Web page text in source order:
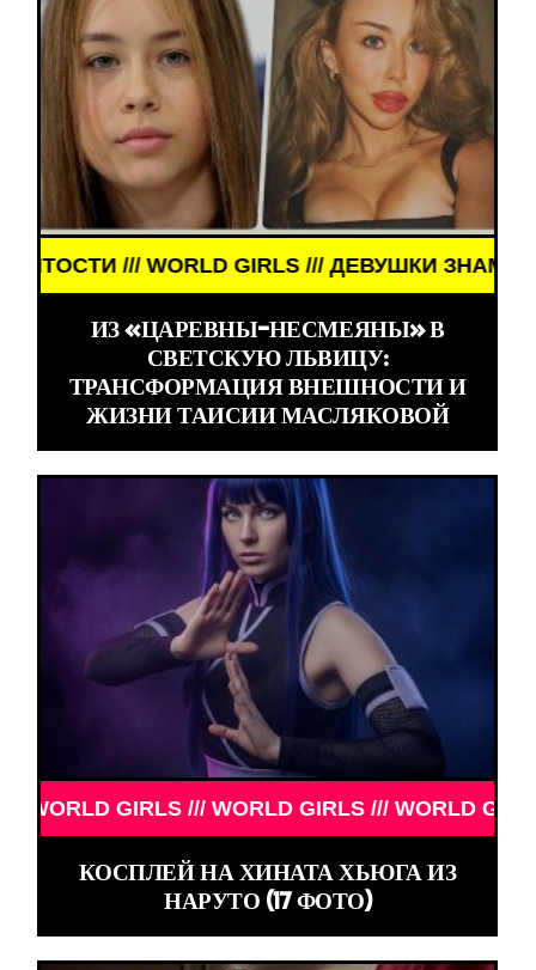
ДЕВУШКИ ЗНАМЕНИТОСТИ /// WORLD GIRLS
ИЗ «ЦАРЕВНЫ-НЕСМЕЯНЫ» В
СВЕТСКУЮ ЛЬВИЦУ:
ТРАНСФОРМАЦИЯ ВНЕШНОСТИ И
ЖИЗНИ ТАИСИИ МАСЛЯКОВОЙ
/// WORLD GIRLS /// WORLD GIRLS ///
КОСПЛЕЙ НА ХИНАТА ХЬЮГА ИЗ
НАРУТО (17 ФОТО)